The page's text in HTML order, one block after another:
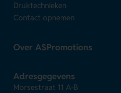
Druktechnieken
Contact opnemen
Over ASPromotions
Adresgegevens
Morsestraat 11 A-B